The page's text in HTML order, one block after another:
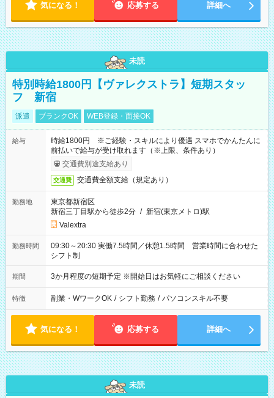
気になる！ 応募する 詳細へ
未読
特別時給1800円【ヴァレクストラ】短期スタッ
フ 新宿
派遣 ブランクOK WEB登録・面接OK
給与
時給1800円 ※ご経験・スキルにより優遇 スマホでかんたんに
前払いで給与が受け取れます（※上限、条件あり）
交通費別途支給あり
交通費 交通費全額支給（規定あり）
勤務地
東京都新宿区
新宿三丁目駅から徒歩2分 / 新宿(東京メトロ)駅
Valextra
勤務時間
09:30～20:30 実働7.5時間／休憩1.5時間 営業時間に合わせた
シフト制
期間 3か月程度の短期予定 ※開始日はお気軽にご相談ください
特徴 副業・WワークOK / シフト勤務 / パソコンスキル不要
気になる！ 応募する 詳細へ
未読